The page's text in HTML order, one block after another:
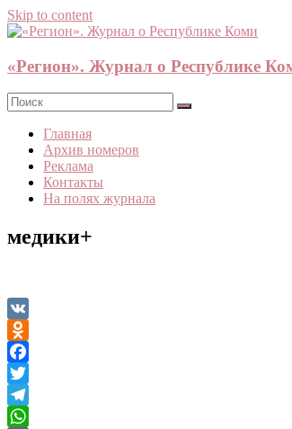
Skip to content
«Регион». Журнал о Республике
Главная
Архив номеров
Реклама
Контакты
На полях журнала
медики+
VK
Odnoklassniki
Facebook
Twitter
Telegram